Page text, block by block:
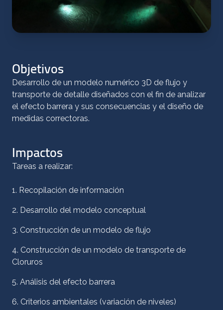
Objetivos
Desarrollo de un modelo numérico 3D de flujo y
transporte de detalle diseñados con el fin de analizar
el efecto barrera y sus consecuencias y el diseño de
medidas correctoras.
Impactos
Tareas a realizar:
1. Recopilación de información
2. Desarrollo del modelo conceptual
3. Construcción de un modelo de flujo
4. Construcción de un modelo de transporte de
Cloruros
5. Análisis del efecto barrera
6. Criterios ambientales (variación de niveles)